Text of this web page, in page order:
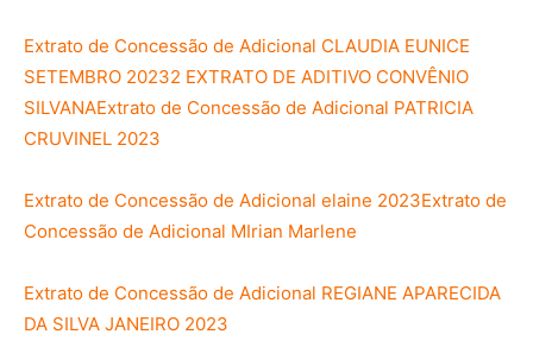
Extrato de Concessão de Adicional CLAUDIA EUNICE
SETEMBRO 20232 EXTRATO DE ADITIVO CONVÊNIO
SILVANAExtrato de Concessão de Adicional PATRICIA
CRUVINEL 2023
Extrato de Concessão de Adicional elaine 2023Extrato de
Concessão de Adicional MIrian Marlene
Extrato de Concessão de Adicional REGIANE APARECIDA
DA SILVA JANEIRO 2023